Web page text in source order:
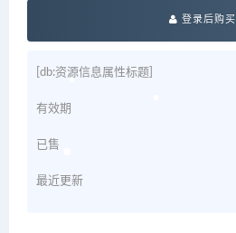
登录后购买
[db:资源信息属性标题]
有效期
已售
最近更新